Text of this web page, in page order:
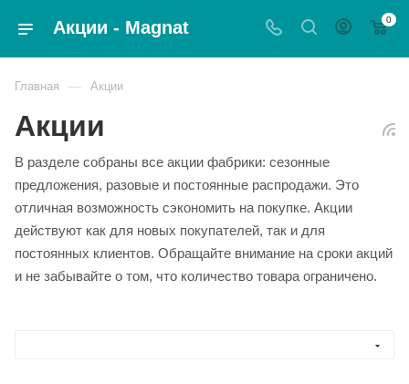
Акции - Magnat 0
Главная — Акции
Акции
В разделе собраны все акции фабрики: сезонные
предложения, разовые и постоянные распродажи. Это
отличная возможность сэкономить на покупке. Акции
действуют как для новых покупателей, так и для
постоянных клиентов. Обращайте внимание на сроки акций
и не забывайте о том, что количество товара ограничено.